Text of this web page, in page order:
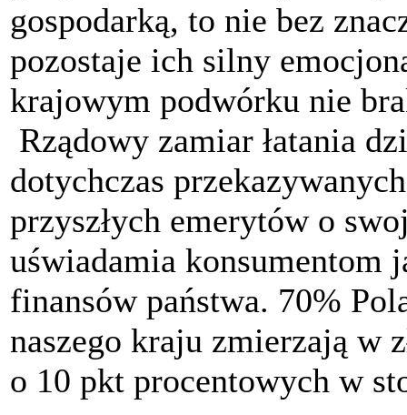
gospodarką, to nie bez
pozostaje ich silny
krajowym podwórku nie
Rządowy zamiar łatania
dotychczas
przyszłych emerytów o
uświadamia konsumentom
finansów państwa. 70%
naszego kraju zmierzają w
o 10 pkt procentowych w